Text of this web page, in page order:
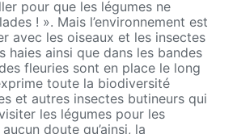
pour que les légumes ne
! ». Mais l’environnement est
avec les oiseaux et les insectes
haies ainsi que dans les bandes
fleuries sont en place le long
toute la biodiversité
et autres insectes butineurs qui
les légumes pour les
doute qu’ainsi, la